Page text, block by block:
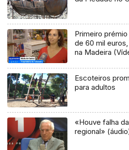
Primeiro
de 60 mil
na Madeira
Escoteiros
para adultos
«Houve falha
regional»